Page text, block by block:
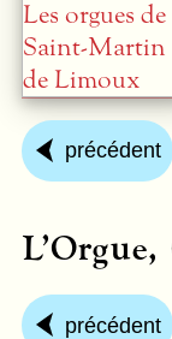
précédent
précédent